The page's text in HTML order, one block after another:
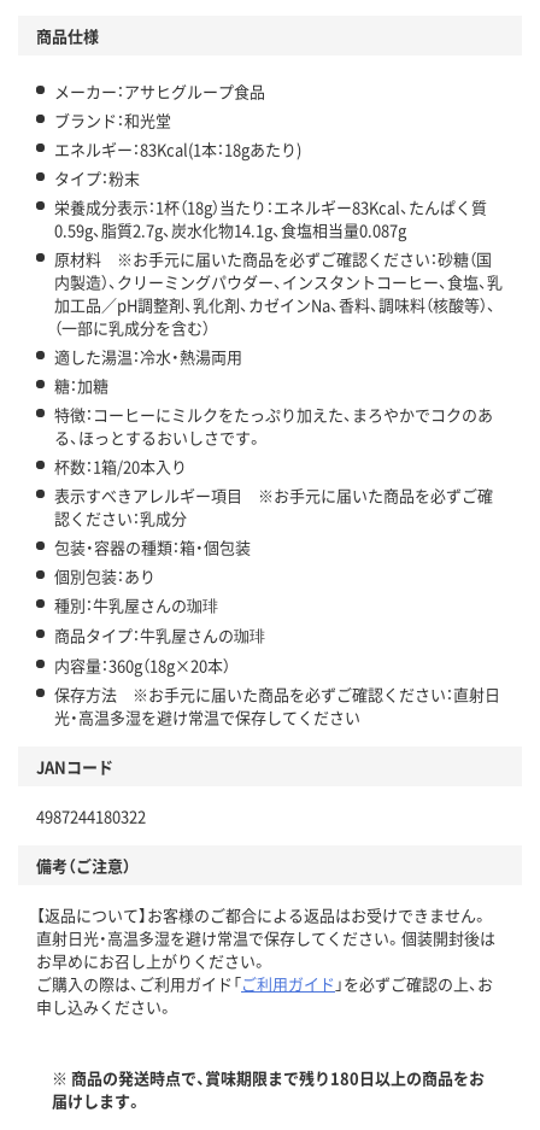
商品仕様
メーカー：アサヒグループ食品
ブランド：和光堂
エネルギー：83Kcal(1本：18gあたり)
タイプ：粉末
栄養成分表示：1杯（18g）当たり：エネルギー83Kcal、たんぱく質
0.59g、脂質2.7g、炭水化物14.1g、食塩相当量0.087g
原材料 ※お手元に届いた商品を必ずご確認ください：砂糖（国
内製造）、クリーミングパウダー、インスタントコーヒー、食塩、乳
加工品／pH調整剤、乳化剤、カゼインNa、香料、調味料（核酸等）、
（一部に乳成分を含む）
適した湯温：冷水・熱湯両用
糖：加糖
特徴：コーヒーにミルクをたっぷり加えた、まろやかでコクのあ
る、ほっとするおいしさです。
杯数：1箱/20本入り
表示すべきアレルギー項目 ※お手元に届いた商品を必ずご確
認ください：乳成分
包装・容器の種類：箱・個包装
個別包装：あり
種別：牛乳屋さんの珈琲
商品タイプ：牛乳屋さんの珈琲
内容量：360g（18g×20本）
保存方法 ※お手元に届いた商品を必ずご確認ください：直射日
光・高温多湿を避け常温で保存してください
JANコード
4987244180322
備考（ご注意）
【返品について】お客様のご都合による返品はお受けできません。
直射日光・高温多湿を避け常温で保存してください。個装開封後は
お早めにお召し上がりください。
ご購入の際は、ご利用ガイド「ご利用ガイド 」を必ずご確認の上、お
申し込みください。
※ 商品の発送時点で、賞味期限まで残り180日以上の商品をお
届けします。